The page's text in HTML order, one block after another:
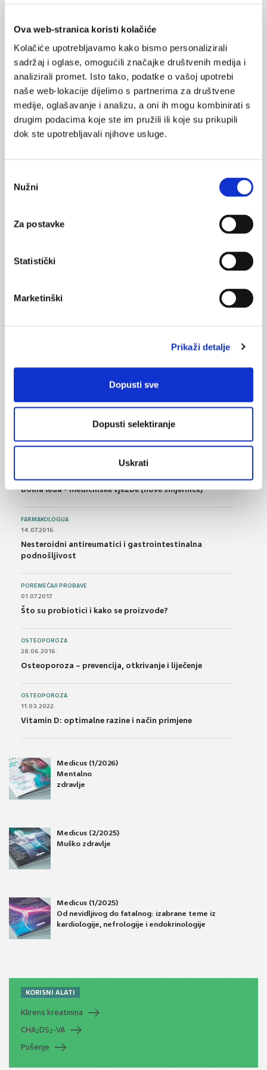
Ova web-stranica koristi kolačiće
Kolačiće upotrebljavamo kako bismo personalizirali
sadržaj i oglase, omogućili značajke društvenih medija i
analizirali promet. Isto tako, podatke o vašoj upotrebi
naše web-lokacije dijelimo s partnerima za društvene
medije, oglašavanje i analizu, a oni ih mogu kombinirati s
drugim podacima koje ste im pružili ili koje su prikupili
dok ste upotrebljavali njihove usluge.
pristanka
Nužni
Za postavke
Statistički
Marketinški
Prikaži detalje
Dopusti sve
Dopusti selektiranje
Uskrati
oko vid vidna oštrina
NA VRH
19.09.2025.
Transplantacija matičnih stanica vraća izgubljeni vid
Što je senilna makularna degeneracija?
NAJPOPULARNIJE >
<
Bolna leđa - medicinske vježbe (nove smjernice)
FARMAKOLOGIJA
14.07.2016.
Nesteroidni antireumatici i gastrointestinalna
podnošljivost
POREMEĆAJI PROBAVE
01.07.2017.
Što su probiotici i kako se proizvode?
OSTEOPOROZA
28.06.2016.
Osteoporoza – prevencija, otkrivanje i liječenje
OSTEOPOROZA
11.03.2022.
Vitamin D: optimalne razine i način primjene
Medicus (1/2026)
Mentalno
zdravlje
Medicus (2/2025)
Muško zdravlje
Medicus (1/2025)
Od nevidljivog do fatalnog: izabrane teme iz
kardiologije, nefrologije i endokrinologije
KORISNI ALATI
Klirens kreatinina
CHA2DS2-VA
Pušenje